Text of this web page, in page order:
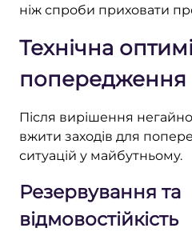
ніж спроби приховати
Технічна
Після вирішення
вжити заходів для
ситуацій у майбутньому.
Резервування та
відмовостійкість